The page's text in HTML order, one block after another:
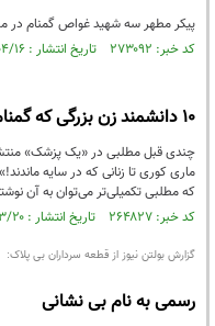
پیکر مطهر سه شهید غواص گمنام در
کد خبر: ۲۷۳۰۹۲ تاریخ انتشار : ۱۳۹۴/۰۴/۱۶
10 دانشمند زن بزرگی که گمنام ماندند
چندی قبل مطلبی در «یک پزشک»
ماری کوری تا زنانی که در سایه
که مطلبی تکمیلی‌تر می‌توان به آن
کد خبر: ۲۶۴۸۲۷ تاریخ انتشار : ۱۳۹۴/۰۳/۲۰
گزارش بولتن نیوز از قطعه سرداران بی پلاک:
رسمی به نام بی نشانی